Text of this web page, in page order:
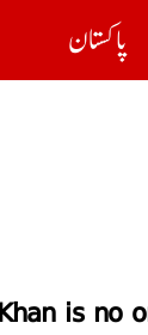
پاکستان
is no